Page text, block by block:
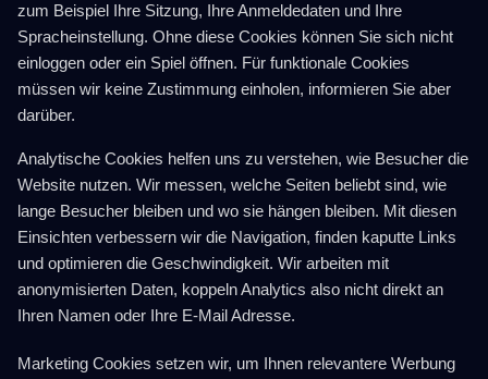
zum Beispiel Ihre Sitzung, Ihre Anmeldedaten und Ihre
Spracheinstellung. Ohne diese Cookies können Sie sich nicht
einloggen oder ein Spiel öffnen. Für funktionale Cookies
müssen wir keine Zustimmung einholen, informieren Sie aber
darüber.
Analytische Cookies helfen uns zu verstehen, wie Besucher die
Website nutzen. Wir messen, welche Seiten beliebt sind, wie
lange Besucher bleiben und wo sie hängen bleiben. Mit diesen
Einsichten verbessern wir die Navigation, finden kaputte Links
und optimieren die Geschwindigkeit. Wir arbeiten mit
anonymisierten Daten, koppeln Analytics also nicht direkt an
Ihren Namen oder Ihre E-Mail Adresse.
Marketing Cookies setzen wir, um Ihnen relevantere Werbung